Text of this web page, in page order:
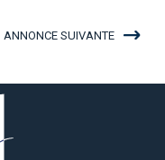
ANNONCE SUIVANTE